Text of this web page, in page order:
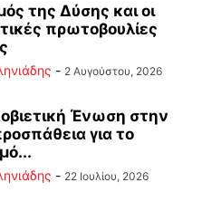
της Δύσης και οι
πρωτοβουλίες
- 2 Αυγούστου, 2026
Ένωση στην
για το
- 22 Ιουλίου, 2026